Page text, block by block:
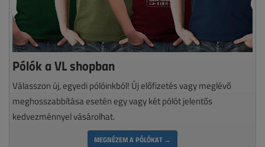
Pólók a VL shopban
Válasszon új, egyedi pólóinkból! Új előfizetés vagy meglévő
meghosszabbítása esetén egy vagy két pólót jelentős
kedvezménnyel vásárolhat.
MEGNÉZEM A PÓLÓKAT →